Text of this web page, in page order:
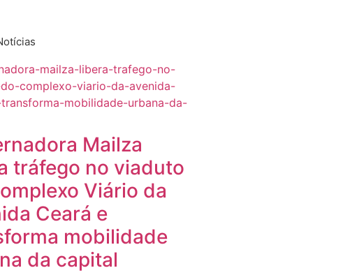
Mailza
tráfego no viaduto
Viário da
Ceará e
mobilidade
da capital